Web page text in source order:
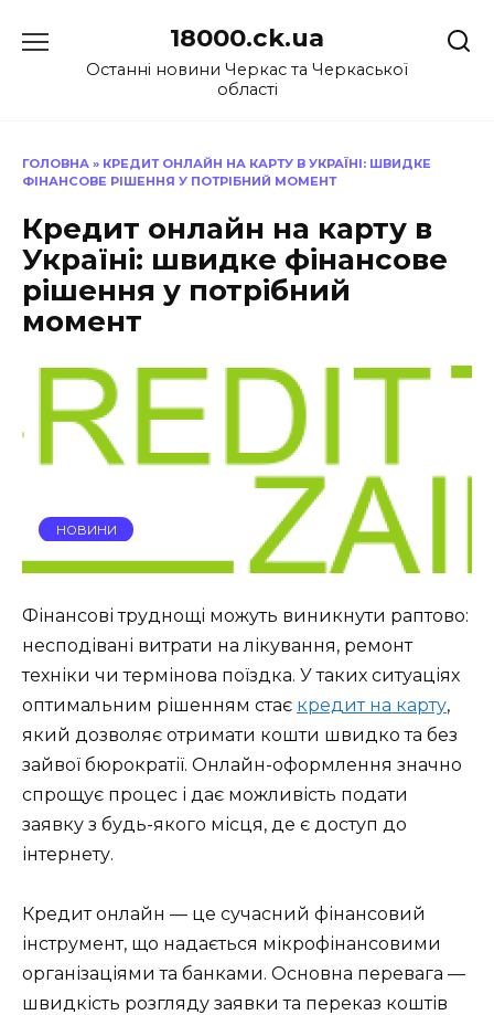
до
18000.ck.ua
Останні новини Черкас та Черкаської
області
ГОЛОВНА » КРЕДИТ ОНЛАЙН НА КАРТУ В УКРАЇНІ: ШВИДКЕ
ФІНАНСОВЕ РІШЕННЯ У ПОТРІБНИЙ МОМЕНТ
Кредит онлайн на карту в
Україні: швидке фінансове
рішення у потрібний
момент
НОВИНИ
Фінансові труднощі можуть виникнути раптово:
несподівані витрати на лікування, ремонт
техніки чи термінова поїздка. У таких ситуаціях
оптимальним рішенням стає кредит на карту,
який дозволяє отримати кошти швидко та без
зайвої бюрократії. Онлайн-оформлення значно
спрощує процес і дає можливість подати
заявку з будь-якого місця, де є доступ до
інтернету.
Кредит онлайн — це сучасний фінансовий
інструмент, що надається мікрофінансовими
організаціями та банками. Основна перевага —
швидкість розгляду заявки та переказ коштів